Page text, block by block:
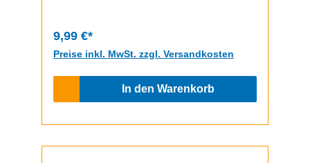
9,99 €*
Preise inkl. MwSt. zzgl. Versandkosten
In den Warenkorb